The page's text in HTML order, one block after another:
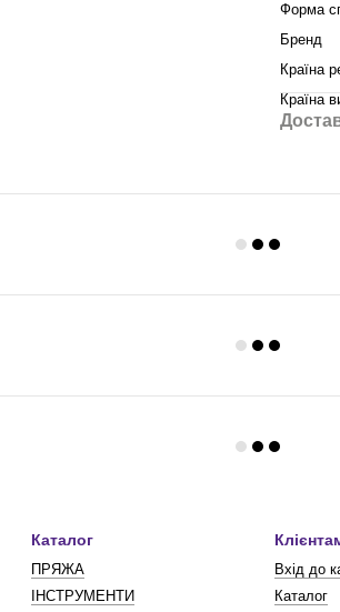
Форма
Бренд
Країна
Країна
Каталог
ПРЯЖА
ІНСТРУМЕНТИ
Вхід до
Каталог